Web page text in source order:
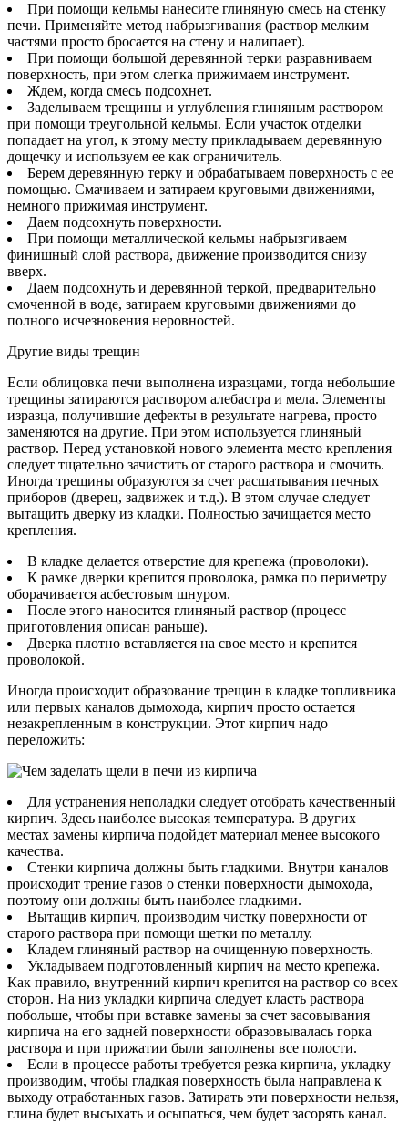
При помощи кельмы нанесите глиняную смесь на стенку
печи. Применяйте метод набрызгивания (раствор мелким
частями просто бросается на стену и налипает).
При помощи большой деревянной терки разравниваем
поверхность, при этом слегка прижимаем инструмент.
Ждем, когда смесь подсохнет.
Заделываем трещины и углубления глиняным раствором
при помощи треугольной кельмы. Если участок отделки
попадает на угол, к этому месту прикладываем деревянную
дощечку и используем ее как ограничитель.
Берем деревянную терку и обрабатываем поверхность с ее
помощью. Смачиваем и затираем круговыми движениями,
немного прижимая инструмент.
Даем подсохнуть поверхности.
При помощи металлической кельмы набрызгиваем
финишный слой раствора, движение производится снизу
вверх.
Даем подсохнуть и деревянной теркой, предварительно
смоченной в воде, затираем круговыми движениями до
полного исчезновения неровностей.
Другие виды трещин
Если облицовка печи выполнена изразцами, тогда небольшие
трещины затираются раствором алебастра и мела. Элементы
изразца, получившие дефекты в результате нагрева, просто
заменяются на другие. При этом используется глиняный
раствор. Перед установкой нового элемента место крепления
следует тщательно зачистить от старого раствора и смочить.
Иногда трещины образуются за счет расшатывания печных
приборов (дверец, задвижек и т.д.). В этом случае следует
вытащить дверку из кладки. Полностью зачищается место
крепления.
В кладке делается отверстие для крепежа (проволоки).
К рамке дверки крепится проволока, рамка по периметру
оборачивается асбестовым шнуром.
После этого наносится глиняный раствор (процесс
приготовления описан раньше).
Дверка плотно вставляется на свое место и крепится
проволокой.
Иногда происходит образование трещин в кладке топливника
или первых каналов дымохода, кирпич просто остается
незакрепленным в конструкции. Этот кирпич надо
переложить:
Для устранения неполадки следует отобрать качественный
кирпич. Здесь наиболее высокая температура. В других
местах замены кирпича подойдет материал менее высокого
качества.
Стенки кирпича должны быть гладкими. Внутри каналов
происходит трение газов о стенки поверхности дымохода,
поэтому они должны быть наиболее гладкими.
Вытащив кирпич, производим чистку поверхности от
старого раствора при помощи щетки по металлу.
Кладем глиняный раствор на очищенную поверхность.
Укладываем подготовленный кирпич на место крепежа.
Как правило, внутренний кирпич крепится на раствор со всех
сторон. На низ укладки кирпича следует класть раствора
побольше, чтобы при вставке замены за счет засовывания
кирпича на его задней поверхности образовывалась горка
раствора и при прижатии были заполнены все полости.
Если в процессе работы требуется резка кирпича, укладку
производим, чтобы гладкая поверхность была направлена к
выходу отработанных газов. Затирать эти поверхности нельзя,
глина будет высыхать и осыпаться, чем будет засорять канал.